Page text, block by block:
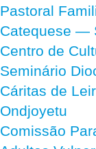
Pastoral
Catequese —
Centro de
Seminário
Cáritas de
Ondjoyetu
Comissão